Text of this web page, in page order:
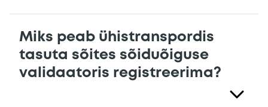
Miks peab ühistranspordis
tasuta sõites sõiduõiguse
validaatoris registreerima?